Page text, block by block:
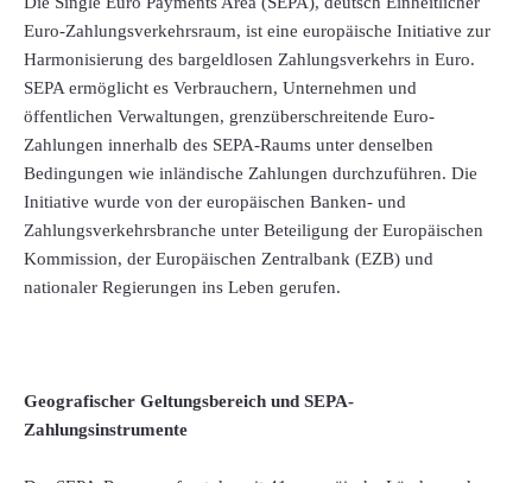
Euro-Zahlungsverkehrsraum, ist eine europäische Initiative zur
Harmonisierung des bargeldlosen Zahlungsverkehrs in Euro.
SEPA ermöglicht es Verbrauchern, Unternehmen und
öffentlichen Verwaltungen, grenzüberschreitende Euro-
Zahlungen innerhalb des SEPA-Raums unter denselben
Bedingungen wie inländische Zahlungen durchzuführen. Die
Initiative wurde von der europäischen Banken- und
Zahlungsverkehrsbranche unter Beteiligung der Europäischen
Kommission, der Europäischen Zentralbank (EZB) und
nationaler Regierungen ins Leben gerufen.
Geografischer Geltungsbereich und SEPA-
Zahlungsinstrumente